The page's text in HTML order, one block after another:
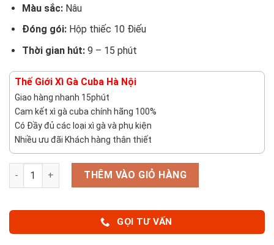
Màu sắc:Nâu
Đóng gói: Hộp thiếc 10 Điếu
Thời gian hút:9 – 15 phút
Thế Giới Xì Gà Cuba Hà Nội
Giao hàng nhanh 15phút
Cam kết xì gà cuba chính hãng 100%
Có Đầy đủ các loại xì gà và phụ kiện
Nhiều ưu đãi Khách hàng thân thiết
Số lượng THÊM VÀO GIỎ HÀNG
GỌI TƯ VẤN